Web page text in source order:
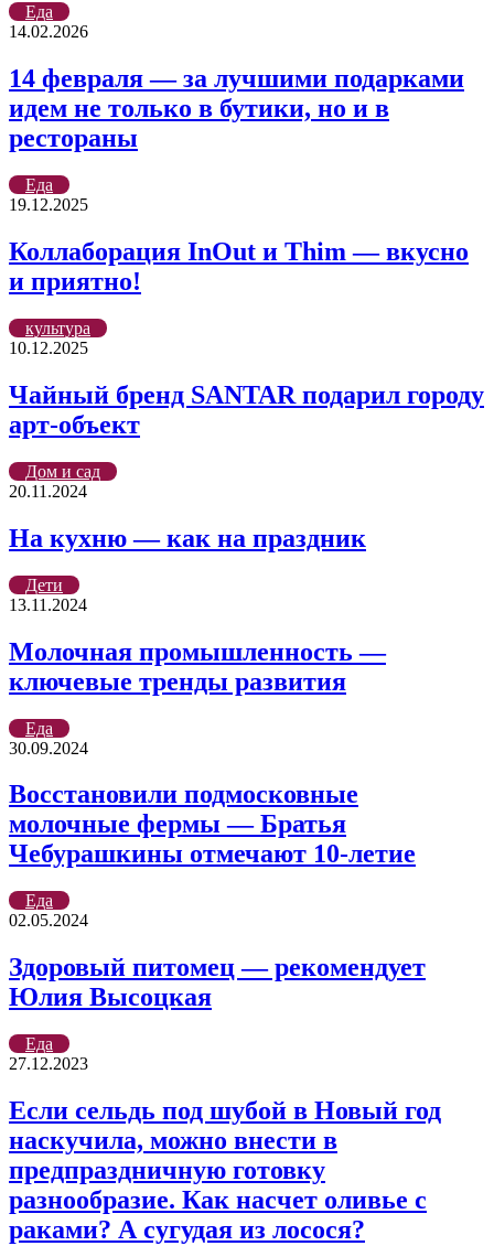
Еда
14.02.2026
14 февраля — за лучшими подарками
идем не только в бутики, но и в
рестораны
Еда
19.12.2025
Коллаборация InOut и Thim — вкусно
и приятно!
культура
10.12.2025
Чайный бренд SANTAR подарил городу
арт-объект
Дом и сад
20.11.2024
На кухню — как на праздник
Дети
13.11.2024
Молочная промышленность —
ключевые тренды развития
Еда
30.09.2024
Восстановили подмосковные
молочные фермы — Братья
Чебурашкины отмечают 10-летие
Еда
02.05.2024
Здоровый питомец — рекомендует
Юлия Высоцкая
Еда
27.12.2023
Если сельдь под шубой в Новый год
наскучила, можно внести в
предпраздничную готовку
разнообразие. Как насчет оливье с
раками? А сугудая из лосося?